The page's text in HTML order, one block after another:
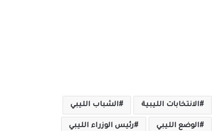
الانتخابات الليبية الشباب الليبي
الوضع الليبي رئيس الوزراء الليبي